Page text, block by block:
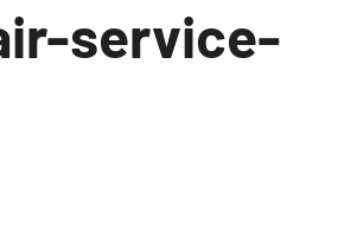
service-